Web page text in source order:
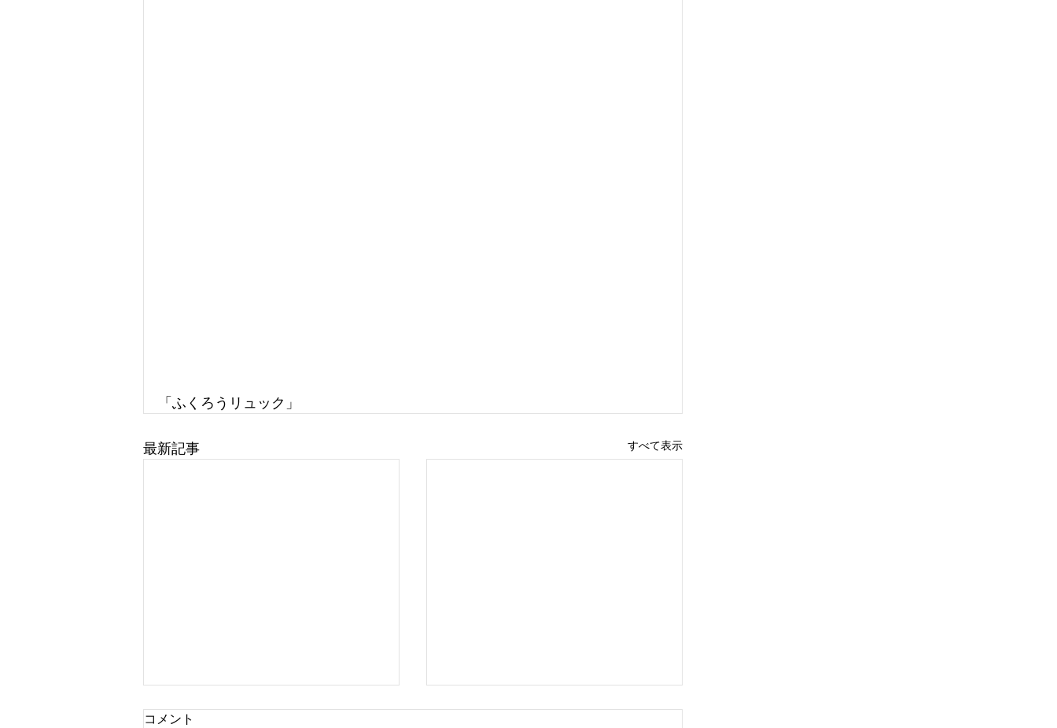
「ふくろうリュック」
最新記事 すべて表示
コメント